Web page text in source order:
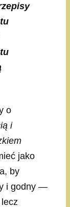
o
i
jako
by
i godny —